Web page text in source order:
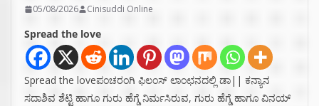
05/08/2026 Cinisuddi Online
Spread the love
Spread the loveಪಂಚರಂಗಿ ಫಿಲಂಸ್ ಲಾಂಛನದಲ್ಲಿ ಡಾ|| ಕನ್ಯಾನ
ಸದಾಶಿವ ಶೆಟ್ಟಿ ಹಾಗೂ ಗುರು ಹೆಗ್ಡೆ ನಿರ್ಮಸಿರುವ, ಗುರು ಹೆಗ್ಡೆ ಹಾಗೂ ವಿನಯ್